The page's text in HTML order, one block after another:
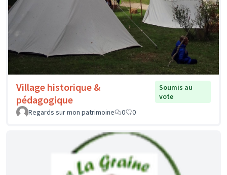
Village historique &
pédagogique
Soumis au
vote
Regards sur mon patrimoine
0 0